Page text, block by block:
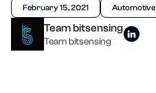
Team bitsensing
Team bitsensing
February 15, 2021 Automotive